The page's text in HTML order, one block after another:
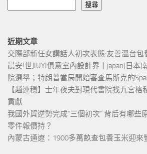
搜尋
近期文章
交際部新任女講話人初次表態:友善溫台
晨安!世JIUYI俱意室內設計界丨japan(日本
院選舉；特朗普當局開始審查馬斯克的
【趙連穩】士年夜夫對現代書院找九宮格
貢獻
我國外貿逆勢完成“三個初次” 背后有哪些
零件報價持？
內蒙古通遼：1900多萬畝查包養玉米迎來